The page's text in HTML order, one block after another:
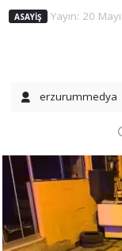
ASAYIŞ Yayın: 20
erzurummedya